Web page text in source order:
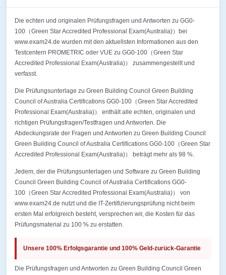
Die echten und originalen Prüfungsfragen und Antworten zu GG0-
100（Green Star Accredited Professional Exam(Australia)）bei
www.exam24.de wurden mit den aktuellsten Informationen aus den
Testcentern PROMETRIC oder VUE zu GG0-100（Green Star
Accredited Professional Exam(Australia)） zusammengestellt und
verfasst.
Die Prüfungsunterlage zu Green Building Council Green Building
Council of Australia Certifications GG0-100（Green Star Accredited
Professional Exam(Australia)） enthält alle echten, originalen und
richtigen Prüfungsfragen/Testfragen und Antworten. Die
Abdeckungsrate der Fragen und Antworten zu Green Building Council
Green Building Council of Australia Certifications GG0-100（Green Star
Accredited Professional Exam(Australia)） beträgt mehr als 98 %.
Jedem, der die Prüfungsunterlagen und Software zu Green Building
Council Green Building Council of Australia Certifications GG0-
100（Green Star Accredited Professional Exam(Australia)） von
www.exam24.de nutzt und die IT-Zertifizierungsprüfung nicht beim
ersten Mal erfolgreich besteht, versprechen wir, die Kosten für das
Prüfungsmaterial zu 100 % zu erstatten.
Unsere 100% Erfolgsgarantie und 100% Geld-zurück-Garantie
Die Prüfungsfragen und Antworten zu Green Building Council Green